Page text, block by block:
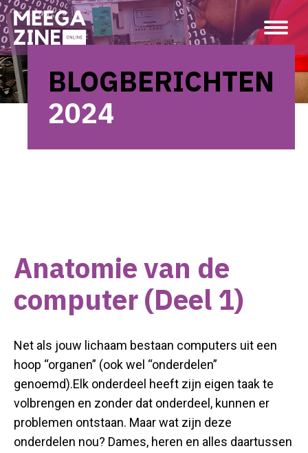
BLOGBERICHTEN
2024
Anatomie van de
computer (Deel 1)
Net als jouw lichaam bestaan computers uit een
hoop “organen” (ook wel “onderdelen”
genoemd).Elk onderdeel heeft zijn eigen taak te
volbrengen en zonder dat onderdeel, kunnen er
problemen ontstaan. Maar wat zijn deze
onderdelen nou? Dames, heren en alles daartussen